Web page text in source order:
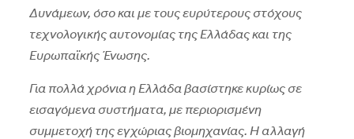
Δυνάμεων, όσο και με τους ευρύτερους στόχους
τεχνολογικής αυτονομίας της Ελλάδας και της
Ευρωπαϊκής Ένωσης.
Για πολλά χρόνια η Ελλάδα βασίστηκε κυρίως σε
εισαγόμενα συστήματα, με περιορισμένη
συμμετοχή της εγχώριας βιομηχανίας. Η αλλαγή